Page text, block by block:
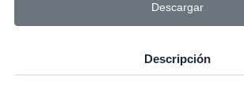
Descargar
Descripción